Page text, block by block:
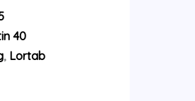
40
, Lortab